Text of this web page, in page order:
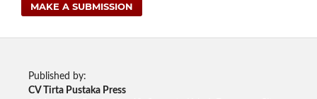
MAKE A SUBMISSION
Published by:
CV Tirta Pustaka Press